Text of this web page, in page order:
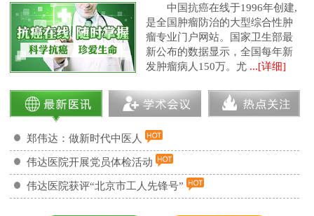
中国抗癌在线于1996年创建,
是全国肿瘤防治的大型综合性肿
瘤专业门户网站。国家卫生部最
新公布的数据显示，全国每年新
发肿瘤病人150万。尤 ...[详细]
郑伟达：做新时代中医人
伟达医院开展党员体检活动
伟达医院获评“北京市工人先锋号”